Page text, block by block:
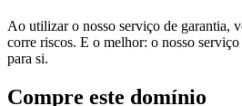
Ao utilizar o nosso serviço de garantia,
corre riscos. E o melhor: o nosso
para si.
Compre este domínio